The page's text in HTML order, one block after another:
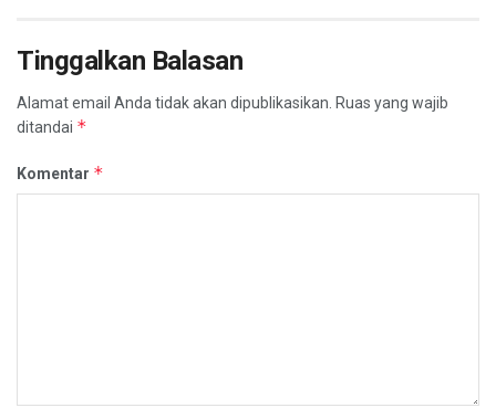
Tinggalkan Balasan
Alamat email Anda tidak akan dipublikasikan. Ruas yang wajib
ditandai *
Komentar *